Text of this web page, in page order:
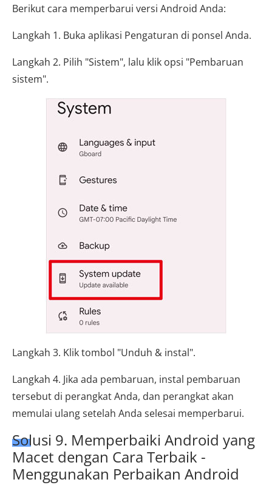
Berikut cara memperbarui versi Android Anda:
Langkah 1. Buka aplikasi Pengaturan di ponsel Anda.
Langkah 2. Pilih "Sistem", lalu klik opsi "Pembaruan
sistem".
Langkah 3. Klik tombol "Unduh & instal".
Langkah 4. Jika ada pembaruan, instal pembaruan
tersebut di perangkat Anda, dan perangkat akan
memulai ulang setelah Anda selesai memperbarui.
Solusi 9. Memperbaiki Android yang
Macet dengan Cara Terbaik -
Menggunakan Perbaikan Android